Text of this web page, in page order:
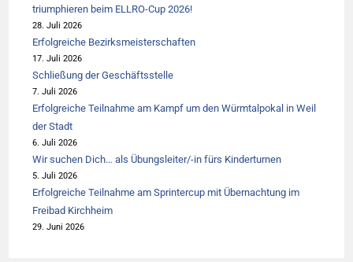
triumphieren beim ELLRO-Cup 2026!
28. Juli 2026
Erfolgreiche Bezirksmeisterschaften
17. Juli 2026
Schließung der Geschäftsstelle
7. Juli 2026
Erfolgreiche Teilnahme am Kampf um den Würmtalpokal in Weil
der Stadt
6. Juli 2026
Wir suchen Dich… als Übungsleiter/-in fürs Kinderturnen
5. Juli 2026
Erfolgreiche Teilnahme am Sprintercup mit Übernachtung im
Freibad Kirchheim
29. Juni 2026